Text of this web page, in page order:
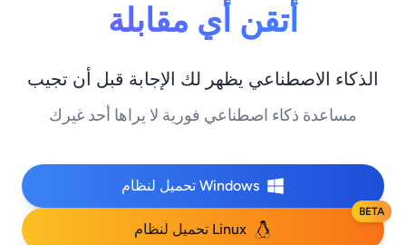
أتقن أي مقابلة
الذكاء الاصطناعي يظهر لك الإجابة قبل أن تجيب
مساعدة ذكاء اصطناعي فورية لا يراها أحد غيرك
تحميل لنظام Windows
تحميل لنظام Linux
BETA